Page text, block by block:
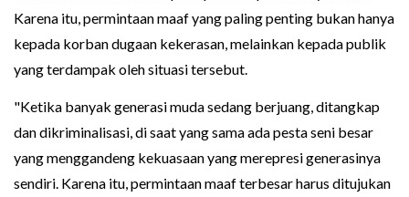
Karena itu, permintaan maaf yang paling penting bukan hanya
kepada korban dugaan kekerasan, melainkan kepada publik
yang terdampak oleh situasi tersebut.
"Ketika banyak generasi muda sedang berjuang, ditangkap
dan dikriminalisasi, di saat yang sama ada pesta seni besar
yang menggandeng kekuasaan yang merepresi generasinya
sendiri. Karena itu, permintaan maaf terbesar harus ditujukan